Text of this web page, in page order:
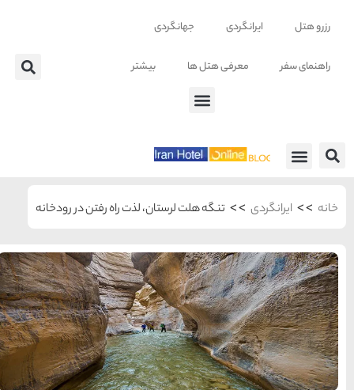
راه رفتن در رودخانه
شهرهای منتخب ایران
تهران
راهنمای
سفر به
تهران
رزرو
هتل
های
تهران